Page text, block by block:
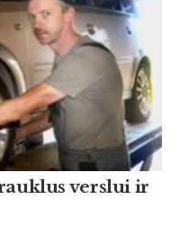
verslui ir